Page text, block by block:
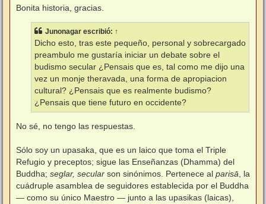
a
e
Bonita historia, gracias.
Junonagar escribió: ↑
Dicho esto, tras este pequeño, personal y sobrecargado
preambulo me gustaría iniciar un debate sobre el
budismo secular ¿Pensais que es, tal como me dijo una
vez un monje theravada, una forma de apropiacion
cultural? ¿Pensais que es realmente budismo?
¿Pensais que tiene futuro en occidente?
No sé, no tengo las respuestas.
Sólo soy un upasaka, que es un laico que toma el Triple
Refugio y preceptos; sigue las Enseñanzas (Dhamma) del
Buddha; seglar, secular son sinónimos. Pertenece al parisā, la
cuádruple asamblea de seguidores establecida por el Buddha
— como su único Maestro — junto a las upasikas (laicas),